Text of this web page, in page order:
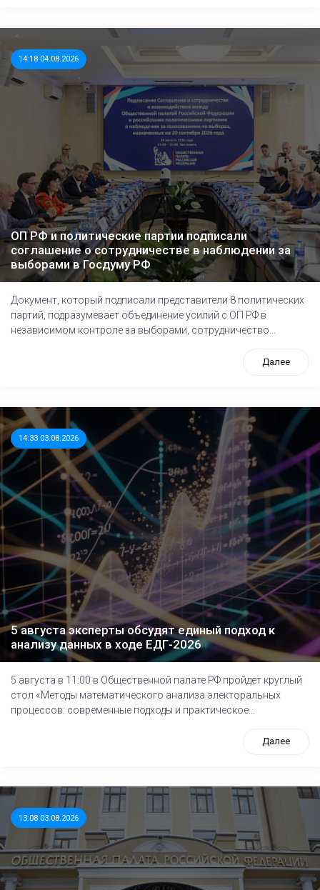
14:18 04.08.2026
ОП РФ и политические партии подписали
соглашение о сотрудничестве в наблюдении за
выборами в Госдуму РФ
Документ, который подписали представители 8 политических
партий, подразумевает объединение усилий с ОП РФ в
независимом контроле за выборами, сотрудничество...
Далее
14:33 03.08.2026
5 августа эксперты обсудят единый подход к
анализу данных в ходе ЕДГ-2026
5 августа в 11:00 в Общественной палате РФ пройдет круглый
стол «Методы математического анализа электоральных
процессов: современные подходы и практическое...
Далее
13:08 03.08.2026